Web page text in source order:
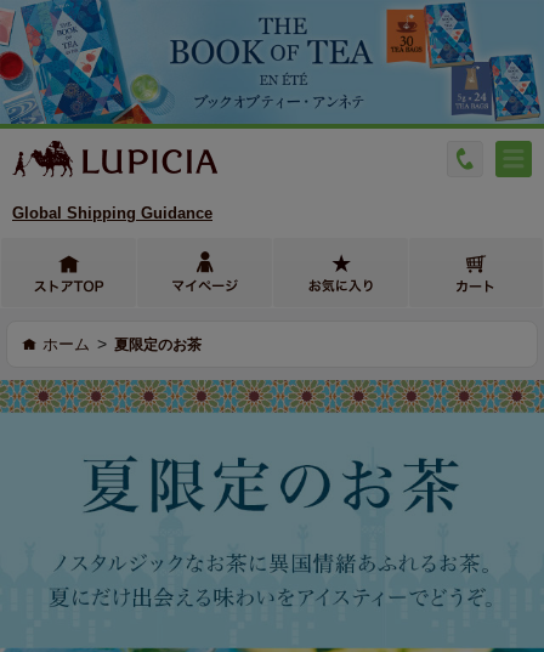
Global Shipping Guidance
ホーム > 夏限定のお茶